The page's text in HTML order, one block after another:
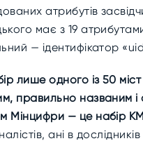
атрибутів
має з 19
— ідентифікатор
лише одного із 50
правильно названим і
Мінцифри — це набір
ані в